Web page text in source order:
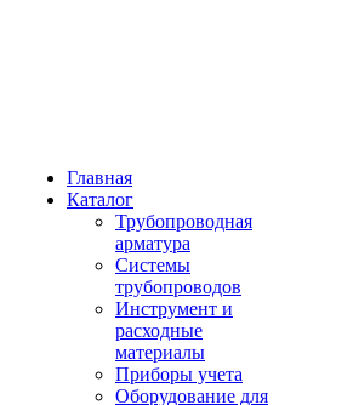
Главная
Каталог
Трубопроводная
арматура
Системы
трубопроводов
Инструмент и
расходные
материалы
Приборы учета
Оборудование для